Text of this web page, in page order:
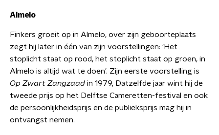
Almelo
Finkers groeit op in Almelo, over zijn geboorteplaats
zegt hij later in één van zijn voorstellingen: 'Het
stoplicht staat op rood, het stoplicht staat op groen, in
Almelo is altijd wat te doen'. Zijn eerste voorstelling is
Op Zwart Zangzaad in 1979, Datzelfde jaar wint hij de
tweede prijs op het Delftse Cameretten-festival en ook
de persoonlijkheidsprijs en de publieksprijs mag hij in
ontvangst nemen.